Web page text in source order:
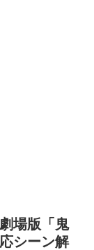
場版「鬼
シーン解